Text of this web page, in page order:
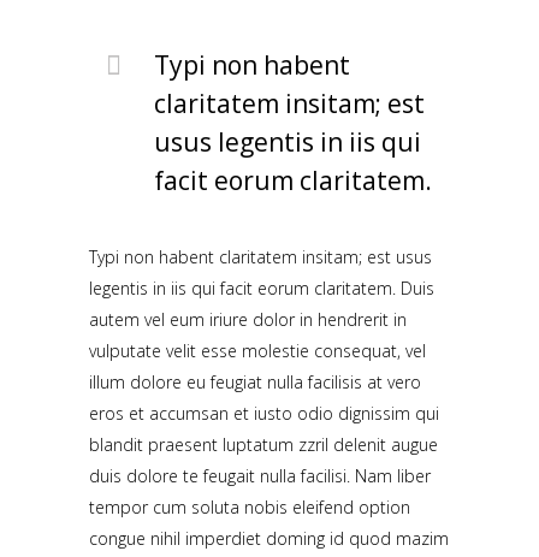
Typi non habent
claritatem insitam; est
usus legentis in iis qui
facit eorum claritatem.
Typi non habent claritatem insitam; est usus
legentis in iis qui facit eorum claritatem. Duis
autem vel eum iriure dolor in hendrerit in
vulputate velit esse molestie consequat, vel
illum dolore eu feugiat nulla facilisis at vero
eros et accumsan et iusto odio dignissim qui
blandit praesent luptatum zzril delenit augue
duis dolore te feugait nulla facilisi. Nam liber
tempor cum soluta nobis eleifend option
congue nihil imperdiet doming id quod mazim